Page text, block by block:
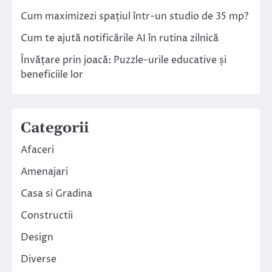
Cum maximizezi spațiul într-un studio de 35 mp?
Cum te ajută notificările AI în rutina zilnică
Învățare prin joacă: Puzzle-urile educative și
beneficiile lor
Categorii
Afaceri
Amenajari
Casa si Gradina
Constructii
Design
Diverse